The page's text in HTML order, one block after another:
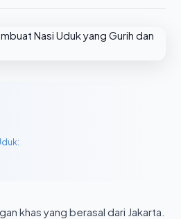
khas yang berasal dari Jakarta.